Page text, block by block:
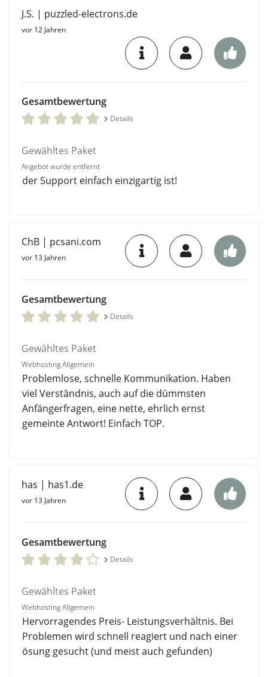
J.S. | puzzled-electrons.de
vor 12 Jahren
Gesamtbewertung
Details
Gewähltes Paket
Angebot wurde entfernt
der Support einfach einzigartig ist!
ChB | pcsani.com
vor 13 Jahren
Gesamtbewertung
Details
Gewähltes Paket
Webhosting Allgemein
Problemlose, schnelle Kommunikation. Haben
viel Verständnis, auch auf die dümmsten
Anfängerfragen, eine nette, ehrlich ernst
gemeinte Antwort! Einfach TOP.
has | has1.de
vor 13 Jahren
Gesamtbewertung
Details
Gewähltes Paket
Webhosting Allgemein
Hervorragendes Preis- Leistungsverhältnis. Bei
Problemen wird schnell reagiert und nach einer
ösung gesucht (und meist auch gefunden)